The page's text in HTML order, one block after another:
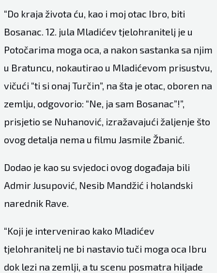
“Do kraja života ću, kao i moj otac Ibro, biti
Bosanac. 12. jula Mladićev tjelohranitelj je u
Potočarima moga oca, a nakon sastanka sa njim
u Bratuncu, nokautirao u Mladićevom prisustvu,
vičući “ti si onaj Turčin”, na šta je otac, oboren na
zemlju, odgovorio: “Ne, ja sam Bosanac”!”,
prisjetio se Nuhanović, izražavajući žaljenje što
ovog detalja nema u filmu Jasmile Žbanić.
Dodao je kao su svjedoci ovog događaja bili
Admir Jusupović, Nesib Mandžić i holandski
narednik Rave.
“Koji je intervenirao kako Mladićev
tjelohranitelj ne bi nastavio tuči moga oca Ibru
dok lezi na zemlji, a tu scenu posmatra hiljade